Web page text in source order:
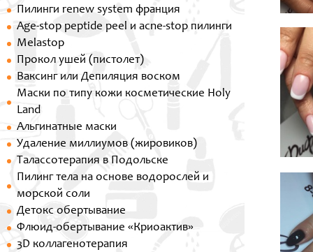
Пилинги renew system франция
Age-stop peptide peel и acne-stop пилинги
Melastop
Прокол ушей (пистолет)
Ваксинг или Депиляция воском
Маски по типу кожи косметические Holy
Land
Альгинатные маски
Удаление миллиумов (жировиков)
Талассотерапия в Подольске
Пилинг тела на основе водорослей и
морской соли
Детокс обертывание
Флюид-обертывание «Криоактив»
3D коллагенотерапия